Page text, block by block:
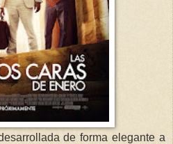
de forma elegante a